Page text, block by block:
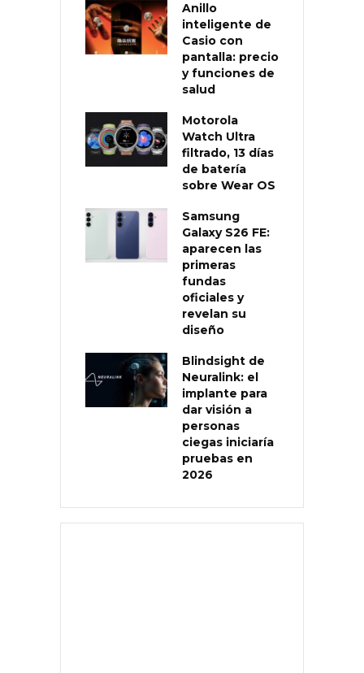
Anillo
inteligente de
Casio con
pantalla: precio
y funciones de
salud
Motorola
Watch Ultra
filtrado, 13 días
de batería
sobre Wear OS
Samsung
Galaxy S26 FE:
aparecen las
primeras
fundas
oficiales y
revelan su
diseño
Blindsight de
Neuralink: el
implante para
dar visión a
personas
ciegas iniciaría
pruebas en
2026